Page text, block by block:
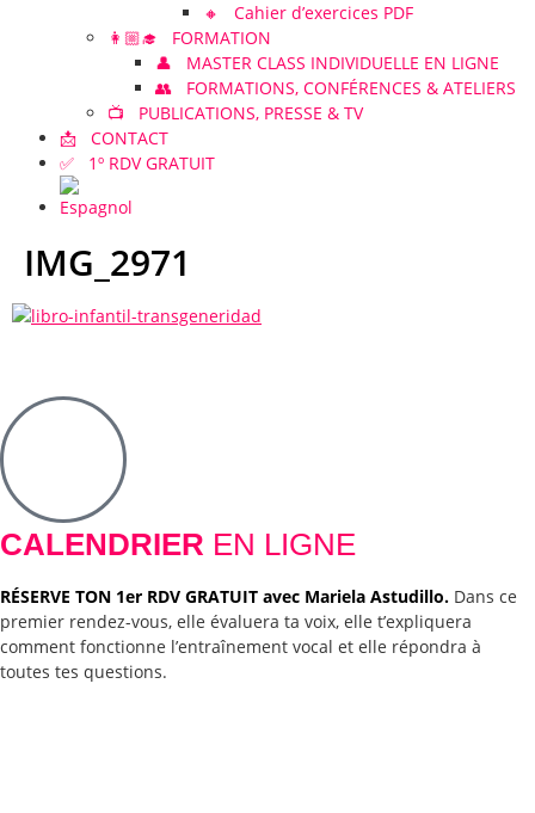
🔸 Cahier d’exercices PDF
👩🏼‍🎓 FORMATION
👤 MASTER CLASS INDIVIDUELLE EN LIGNE
👥 FORMATIONS, CONFÉRENCES & ATELIERS
📺 PUBLICATIONS, PRESSE & TV
📩 CONTACT
✅ 1º RDV GRATUIT
IMG_2971
CALENDRIER EN LIGNE
RÉSERVE TON 1er RDV GRATUIT avec Mariela Astudillo. Dans ce
premier rendez-vous, elle évaluera ta voix, elle t’expliquera
comment fonctionne l’entraînement vocal et elle répondra à
toutes tes questions.